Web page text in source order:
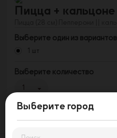
Пицца + кальцоне
Выберите один из вариантов
1 шт
Выберите количество
1
Выберите город